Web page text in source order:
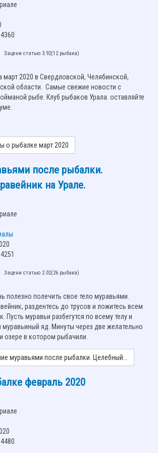
Зацени статью 3.92(12 рыбака)
март 2020 в Свердловской, Челябинской,
области. Самые свежие новости с
рыбе. Клуб рыбаков Урала. оставляйте
о рыбалке март 2020
после рыбалки.
на Урале.
Зацени статью 2.02(26 рыбака)
полезно полечить свое тело муравьями.
раздентесь до трусов и ложитесь всем
Пусть муравьи разбегутся по всему телу и
яд. Минуты через две желательно
озере в котором рыбачили.
муравьями после рыбалки. Целебный...
февраль 2020